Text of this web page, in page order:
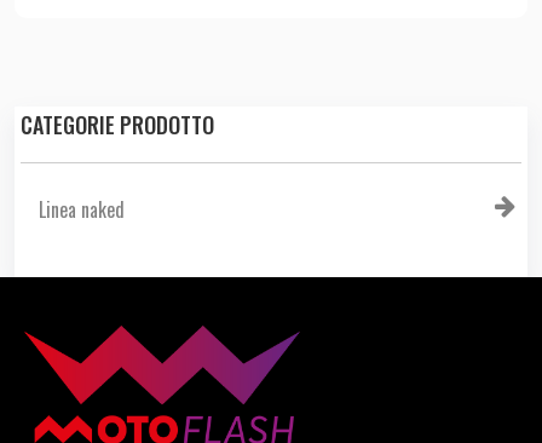
CATEGORIE PRODOTTO
Linea naked